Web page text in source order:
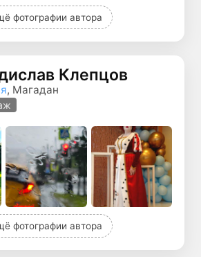
фотографии автора
Клепцов
, Магадан
фотографии автора